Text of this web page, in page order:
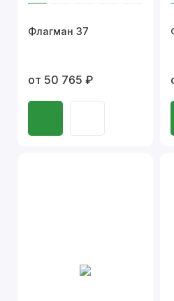
Флагман 37
от 50 765 ₽